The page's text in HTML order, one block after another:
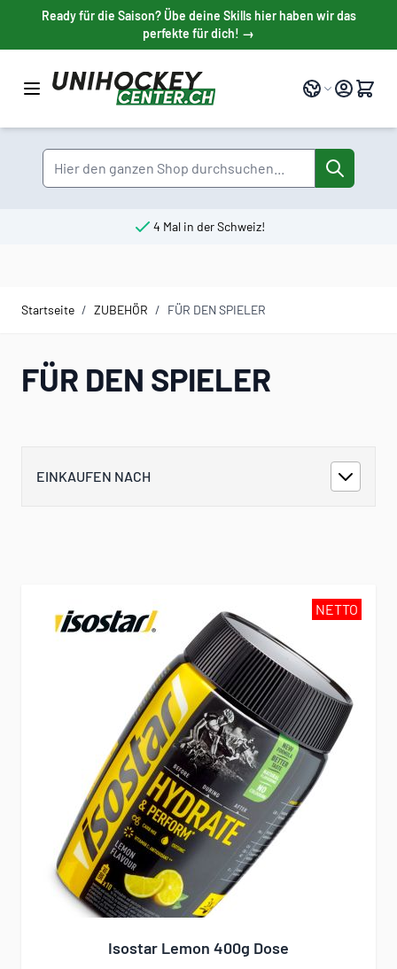
Direkt zum Inhalt
Ready für die Saison? Übe deine Skills hier haben wir das
perfekte für dich! →
Sprache
Suche
4 Mal in der Schweiz!
Startseite / ZUBEHÖR / FÜR DEN SPIELER
FÜR DEN SPIELER
EINKAUFEN NACH
NETTO
Isostar Lemon 400g Dose